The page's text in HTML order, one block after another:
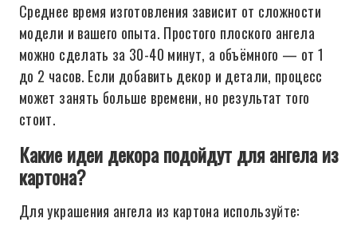
Среднее время изготовления зависит от сложности
модели и вашего опыта. Простого плоского ангела
можно сделать за 30-40 минут, а объёмного — от 1
до 2 часов. Если добавить декор и детали, процесс
может занять больше времени, но результат того
стоит.
Какие идеи декора подойдут для ангела из
картона?
Для украшения ангела из картона используйте: